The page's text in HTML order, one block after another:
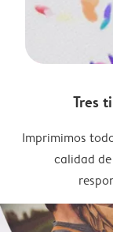
Tres
Imprimimos
calidad